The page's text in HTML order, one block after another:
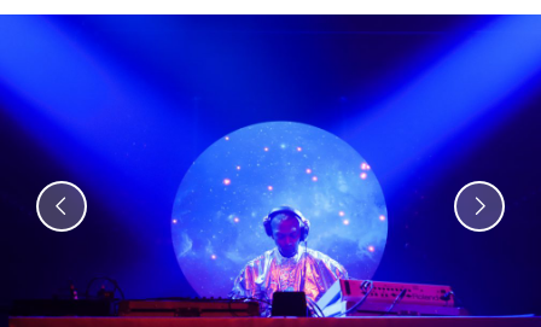
Previous